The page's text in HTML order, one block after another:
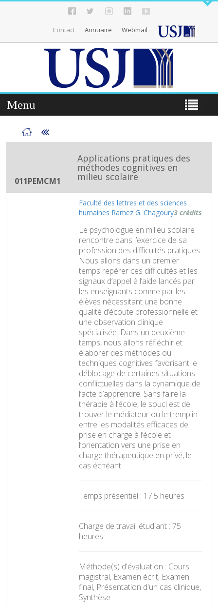
Contact Annuaire Webmail
Menu
011PEMCM1
Applications pratiques des
méthodes cognitives en
milieu scolaire
Faculté des lettres et des sciences
humaines Ramez G. Chagoury3 crédits
Le psychologue en milieu scolaire
rencontre dans l’exercice de sa
profession des difficultés pratiques.
Nous allons dans un premier
temps repérer ces difficultés et les
signaux d’appel à l’aide lancés par
les enseignants comme par les
élèves nécessitant une bonne
qualité d’écoute professionnelle et
une observation clinique
spécialisée. Dans un deuxième
temps, nous allons réfléchir et
élaborer des méthodes ou
techniques cognitives favorisant le
déblocage de certaines situations
conflictuelles dans la dynamique de
l’acte d’apprendre. Sans faire la
thérapie à l’école, le souci est de
trouver le médiateur ou le tremplin
entre les modalités efficaces de
prise en charge à l’école et
l’orientation vers une prise en
charge thérapeutique en privé, le
cas échéant.
Temps présentiel : 17.5 heures
Charge de travail étudiant : 75
heures
Méthode(s) d'évaluation : Cours
magistral, Examen écrit, Examen
final, Présentation d'un cas clinique,
Synthèse